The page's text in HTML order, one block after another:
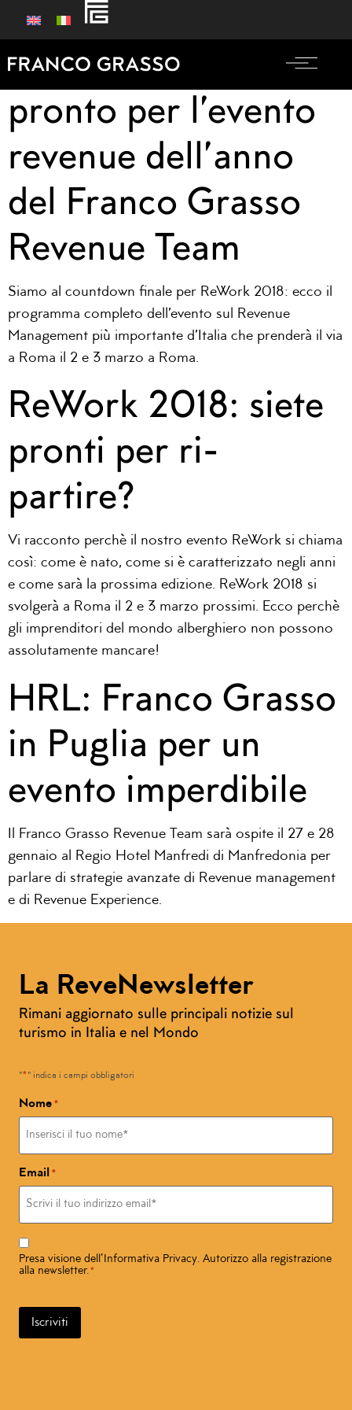
ReWork 2018, tutto
pronto per l’evento
revenue dell’anno
del Franco Grasso
Revenue Team
Siamo al countdown finale per ReWork 2018: ecco il
programma completo dell’evento sul Revenue
Management più importante d’Italia che prenderà il via
a Roma il 2 e 3 marzo a Roma.
ReWork 2018: siete
pronti per ri-
partire?
Vi racconto perchè il nostro evento ReWork si chiama
così: come è nato, come si è caratterizzato negli anni
e come sarà la prossima edizione. ReWork 2018 si
svolgerà a Roma il 2 e 3 marzo prossimi. Ecco perchè
gli imprenditori del mondo alberghiero non possono
assolutamente mancare!
HRL: Franco Grasso
in Puglia per un
evento imperdibile
Il Franco Grasso Revenue Team sarà ospite il 27 e 28
gennaio al Regio Hotel Manfredi di Manfredonia per
parlare di strategie avanzate di Revenue management
e di Revenue Experience.
La ReveNewsletter
Rimani aggiornato sulle principali notizie sul
turismo in Italia e nel Mondo
"*" indica i campi obbligatori
Nome *
Email *
Consenso
Presa visione dell’ Informativa Privacy. Autorizzo alla registrazione
alla newsletter.*
Iscriviti